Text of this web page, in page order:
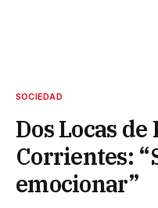
SOCIEDAD
Dos Locas
Corrientes:
emocionar”